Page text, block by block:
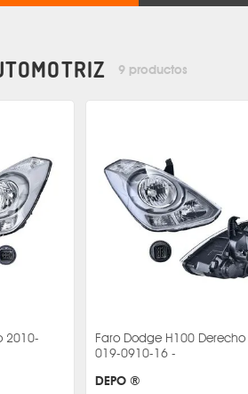
9 productos
2010-
Faro Dodge H100
019-0910-16 -
DEPO ®